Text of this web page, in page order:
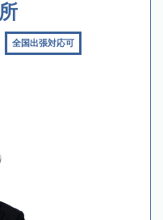
全国出張対応可